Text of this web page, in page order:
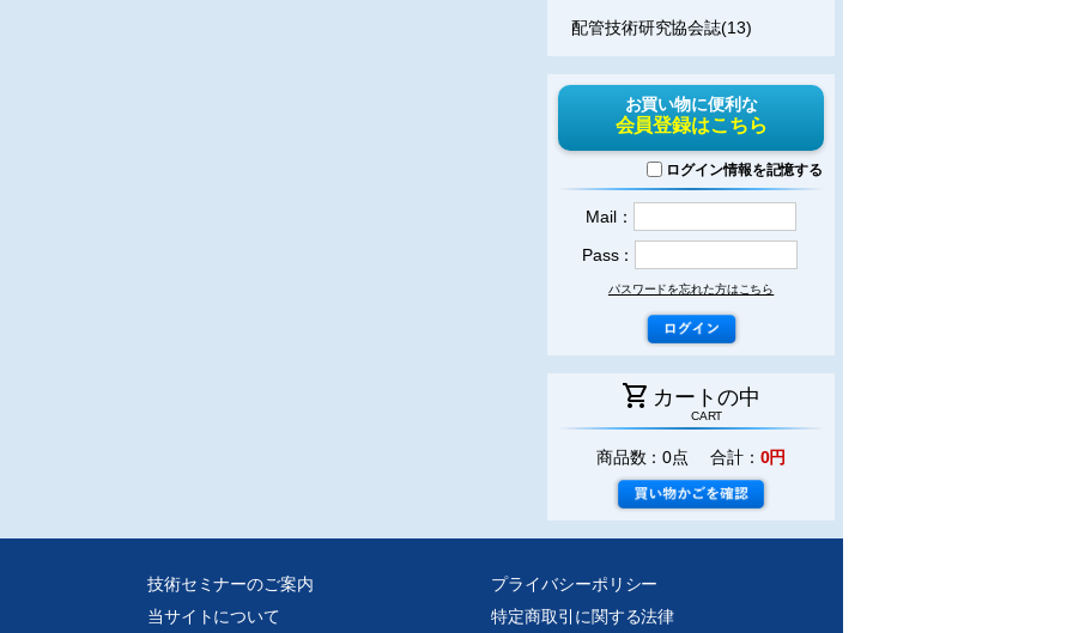
配管技術研究協会誌(13)
お買い物に便利な
会員登録はこちら
ログイン情報を記憶する
Mail：
Pass：
パスワードを忘れた方はこちら
shopping_cart カートの中
CART
商品数：0点 合計： 0円
技術セミナーのご案内
当サイトについて
プライバシーポリシー
特定商取引に関する法律